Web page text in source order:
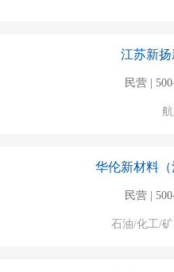
江苏新
民营 |
华伦新材料（
民营 |
石油/化工/